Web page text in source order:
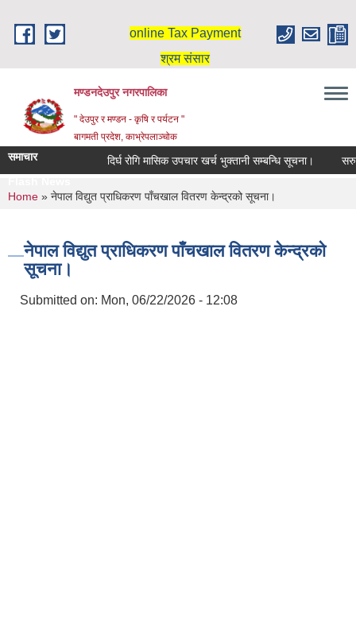
online Tax Payment
श्रम संसार
मण्डनदेउपुर नगरपालिका
" देउपुर र मण्डन - कृषि र पर्यटन "
बागमती प्रदेश, काभ्रेपलाञ्चोक
समाचार दिर्घ रोगि मासिक उपचार खर्च भुक्तानी सम्बन्धि सूचना।
You are here
Home » नेपाल विद्युत प्राधिकरण पाँचखाल वितरण केन्द्रको सूचना।
नेपाल विद्युत प्राधिकरण पाँचखाल वितरण केन्द्रको
सूचना।
Submitted on: Mon, 06/22/2026 - 12:08